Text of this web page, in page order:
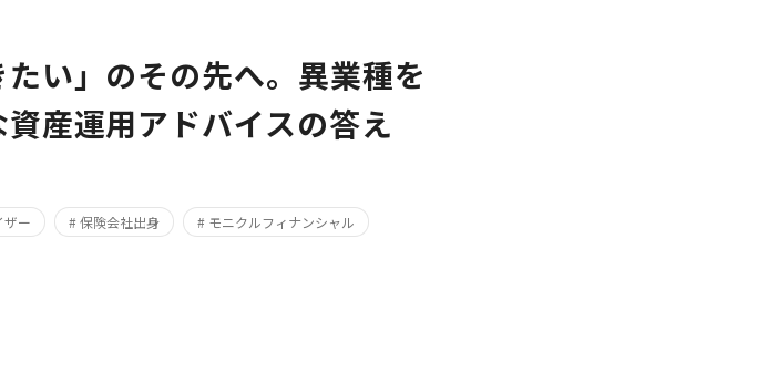
たい」のその先へ。異業種を
産運用アドバイスの答え
ザー # 保険会社出身 # モニクルフィナンシャル